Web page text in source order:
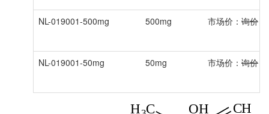
NL-019001-500mg 500mg 市场价： 询价
NL-019001-50mg 50mg 市场价： 询价